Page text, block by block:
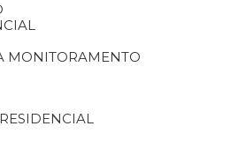
MONITORAMENTO